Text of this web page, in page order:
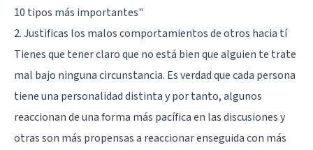
10 tipos más importantes"
2. Justificas los malos comportamientos de otros hacia tí
Tienes que tener claro que no está bien que alguien te trate
mal bajo ninguna circunstancia. Es verdad que cada persona
tiene una personalidad distinta y por tanto, algunos
reaccionan de una forma más pacífica en las discusiones y
otras son más propensas a reaccionar enseguida con más